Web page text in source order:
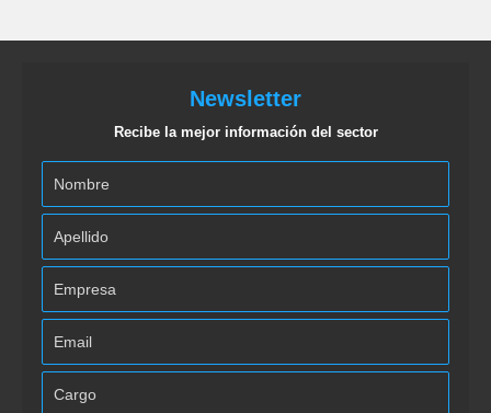
Newsletter
Recibe la mejor información del sector